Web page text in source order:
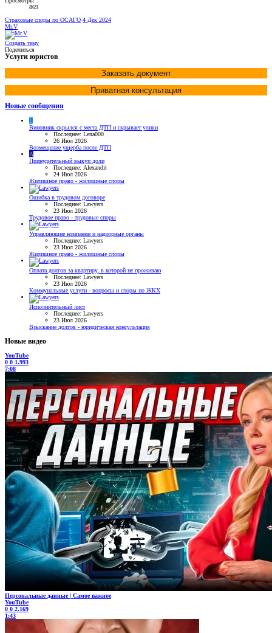
869
Страховые споры по ОСАГО 4 Дек 2024
Mr.V
Создать тему
Поделиться
Услуги юристов
Заказать документ
Приватная консультация
Новые сообщения
L
Виновник скрылся с места ДТП и скрывает улики
Последнее: Lena000
26 Июл 2026
Возмещение ущерба после ДТП
A
Принудительный выкуп доли
Последнее: Alexandit
24 Июл 2026
Жилищное право - жилищные споры
Ошибка в трудовом договоре
Последнее: Lawyers
23 Июл 2026
Трудовое право - трудовые споры
Управляющие компании и надзорные органы
Последнее: Lawyers
23 Июл 2026
Жилищное право - жилищные споры
Оплата долгов за квартиру, в которой не проживаю
Последнее: Lawyers
23 Июл 2026
Коммунальные услуги - вопросы и споры по ЖКХ
Исполнительный лист
Последнее: Lawyers
23 Июл 2026
Взыскание долгов - юридическая консультация
Новые видео
YouTube
0 0 1.993
7:08
Персональные данные | Самое важное
YouTube
0 0 2.169
1:43